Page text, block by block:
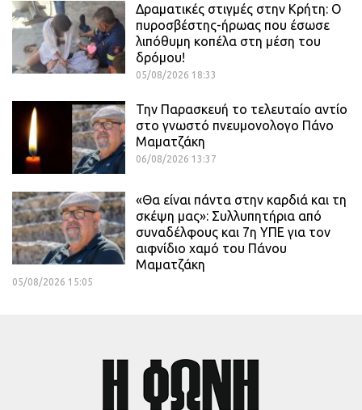
Δραματικές στιγμές στην Κρήτη: Ο
πυροσβέστης-ήρωας που έσωσε
λιπόθυμη κοπέλα στη μέση του
δρόμου!
05/08/2026 18:33
Την Παρασκευή το τελευταίο αντίο
στο γνωστό πνευμονολογο Πάνο
Μαματζάκη
06/08/2026 13:37
«Θα είναι πάντα στην καρδιά και τη
σκέψη μας»: Συλλυπητήρια από
συναδέλφους και 7η ΥΠΕ για τον
αιφνίδιο χαμό του Πάνου
Μαματζάκη
05/08/2026 15:05